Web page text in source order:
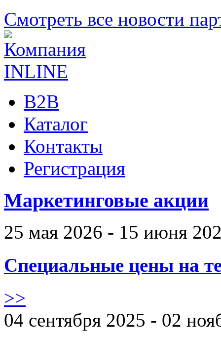
Смотреть все новости
B2B
Каталог
Контакты
Регистрация
Маркетинговые акции
25 мая 2026 - 15 июня
Специальные цены на
>>
04 сентября 2025 - 02